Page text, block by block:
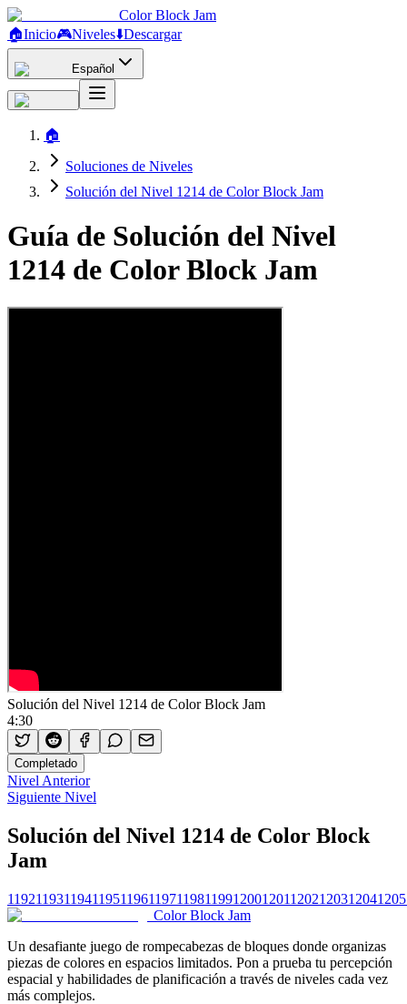
Color Block Jam
🏠Inicio🎮Niveles⬇️Descargar
Español
🏠
Soluciones de Niveles
Solución del Nivel 1214 de Color Block Jam
Guía de Solución del Nivel
1214 de Color Block Jam
Solución del Nivel 1214 de Color Block Jam
4:30
Completado
Nivel Anterior
Siguiente Nivel
Solución del Nivel 1214 de Color Block
Jam
11921193119411951196119711981199120012011202120312041205
Color Block Jam
Un desafiante juego de rompecabezas de bloques donde organizas
piezas de colores en espacios limitados. Pon a prueba tu percepción
espacial y habilidades de planificación a través de niveles cada vez
más complejos.